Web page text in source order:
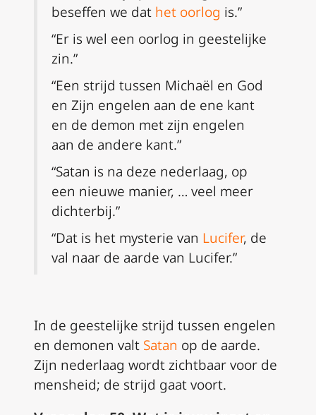
beseffen we dat het oorlog is.”
“Er is wel een oorlog in geestelijke
zin.”
“Een strijd tussen Michaël en God
en Zijn engelen aan de ene kant
en de demon met zijn engelen
aan de andere kant.”
“Satan is na deze nederlaag, op
een nieuwe manier, … veel meer
dichterbij.”
“Dat is het mysterie van Lucifer, de
val naar de aarde van Lucifer.”
In de geestelijke strijd tussen engelen
en demonen valt Satan op de aarde.
Zijn nederlaag wordt zichtbaar voor de
mensheid; de strijd gaat voort.